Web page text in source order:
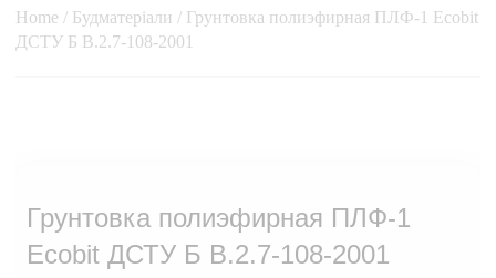
Home / Будматеріали / Грунтовка полиэфирная ПЛФ-1 Ecobit
ДСТУ Б В.2.7-108-2001
Грунтовка полиэфирная ПЛФ-1
Ecobit ДСТУ Б В.2.7-108-2001